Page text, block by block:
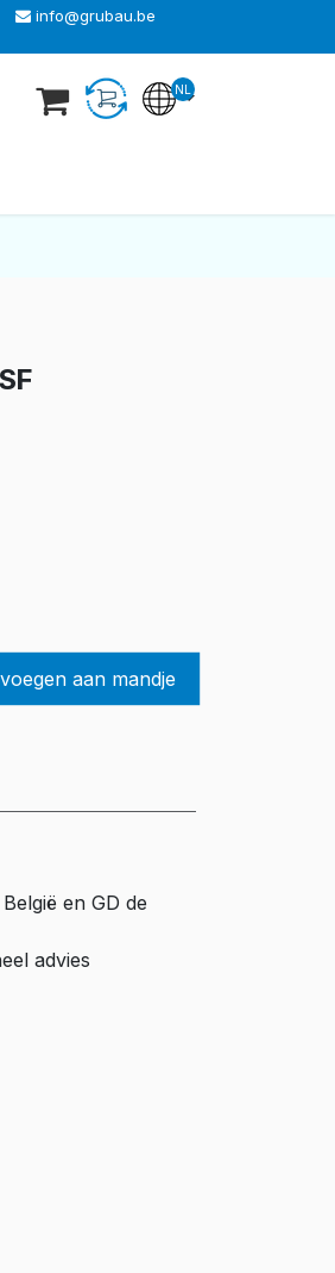
info@grubau.be
NL
aan mandje
en GD de
advies